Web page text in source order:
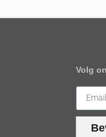
Volg